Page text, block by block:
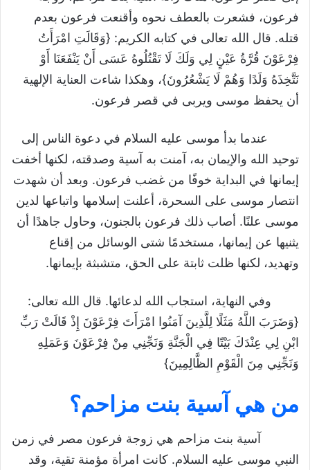
فرعون، فشعرت بالعطف نحوه وأقنعت فرعون بعدم
قتله. قال الله تعالى في كتابه الكريم: {وَقَالَتِ امْرَأَتُ
فِرْعَوْنَ قُرَّةُ عَيْنٍ لِي وَلَكَ لَا تَقْتُلُوهُ عَسَى أَنْ يَنْفَعَنَا أَوْ
نَتَّخِذَهُ وَلَدًا وَهُمْ لَا يَشْعُرُونَ}، وهكذا شاءت العناية الإلهية
أن يحفظ موسى ويربى في قصر فرعون.
عندما بدأ موسى عليه السلام في دعوة الناس إلى
توحيد الله والإيمان به، آمنت به آسية وصدقته، لكنها أخفت
إيمانها في البداية خوفًا من غضب فرعون. وبعد أن شهدت
انتصار موسى على السحرة، أعلنت إسلامها واتباعها لدين
موسى علنًا. أصاب ذلك فرعون بالجنون، وحاول جاهدًا أن
يثنيها عن إيمانها، مستخدمًا شتى الوسائل من إقناع
وتهديد، لكنها ظلت ثابتة على الحق، متشبثة بإيمانها.
وفي النهاية، استجاب الله لدعائها. قال الله تعالى:
{وَضَرَبَ اللَّهُ مَثَلًا لِلَّذِينَ آمَنُوا امْرَأَتَ فِرْعَوْنَ إِذْ قَالَتْ رَبِّ
ابْنِ لِي عِنْدَكَ بَيْتًا فِي الْجَنَّةِ وَنَجِّنِي مِنْ فِرْعَوْنَ وَعَمَلِهِ
وَنَجِّنِي مِنَ الْقَوْمِ الظَّالِمِينَ}
من هي آسية بنت مزاحم؟
آسية بنت مزاحم هي زوجة فرعون مصر في زمن
النبي موسى عليه السلام. كانت امرأة مؤمنة تقية، وقد